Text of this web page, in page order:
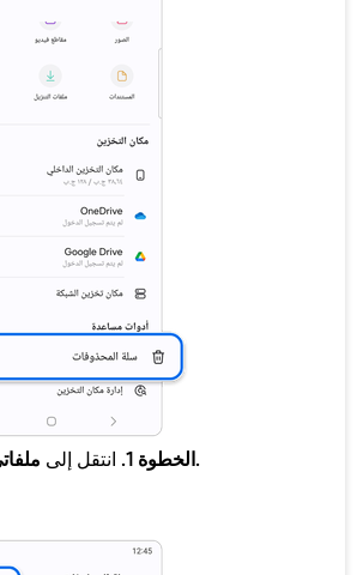
الخطوة 1. انتقل إلى سلة المهملات.